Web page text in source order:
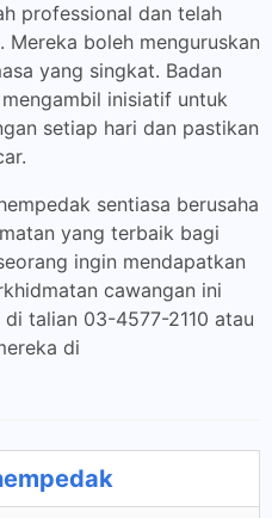
professional dan telah
boleh menguruskan
yang singkat. Badan
inisiatif untuk
setiap hari dan pastikan
sentiasa berusaha
yang terbaik bagi
ingin mendapatkan
cawangan ini
talian 03-4577-2110 atau
di